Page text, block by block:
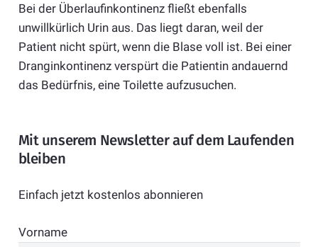
Bei der Überlaufinkontinenz fließt ebenfalls
unwillkürlich Urin aus. Das liegt daran, weil der
Patient nicht spürt, wenn die Blase voll ist. Bei einer
Dranginkontinenz verspürt die Patientin andauernd
das Bedürfnis, eine Toilette aufzusuchen.
Mit unserem Newsletter auf dem Laufenden
bleiben
Einfach jetzt kostenlos abonnieren
Vorname